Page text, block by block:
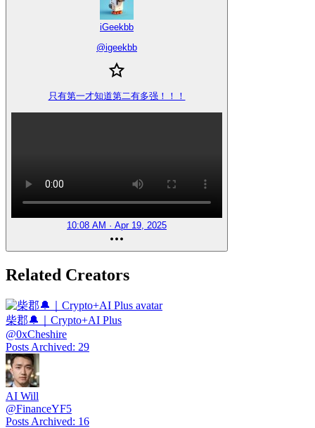
iGeekbb
@igeekbb
只有第一才知道第二有多强！！！
10:08 AM · Apr 19, 2025
Related Creators
柴郡🔔｜Crypto+AI Plus
@0xCheshire
Posts Archived: 29
AI Will
@FinanceYF5
Posts Archived: 16